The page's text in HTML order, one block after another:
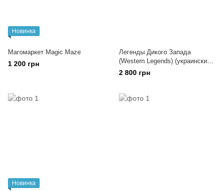
Новинка
Магомаркет Magic Maze
1 200 грн
Легенды Дикого Запада
(Western Legends) (украинский
язык)
2 800 грн
Новинка